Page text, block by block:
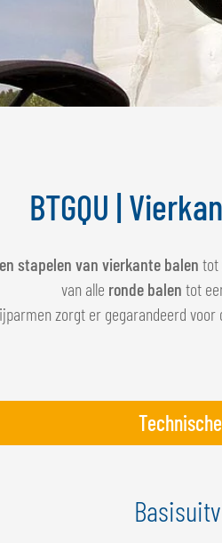
BTGQU |
stapelen van vierkante balen tot
van alle ronde balen tot
zorgt er gegarandeerd voor